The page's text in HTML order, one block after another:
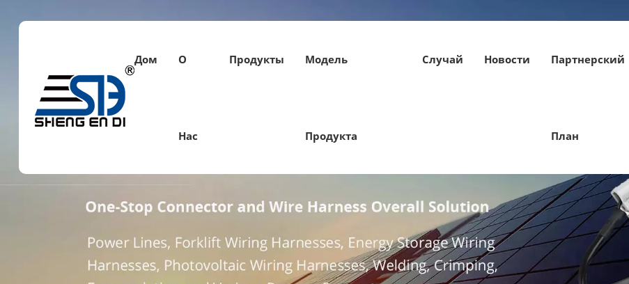
Дом О
Нас
Продукты Модель
Продукта
Случай Новости Партнерский
План